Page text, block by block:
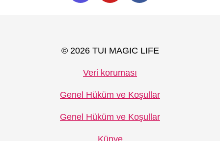
© 2026 TUI MAGIC LIFE
Veri koruması
Genel Hüküm ve Koşullar
Genel Hüküm ve Koşullar
Künye